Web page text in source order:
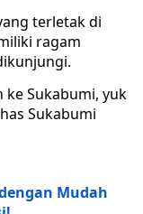
terletak di
ragam
ke Sukabumi, yuk
Sukabumi
Mudah